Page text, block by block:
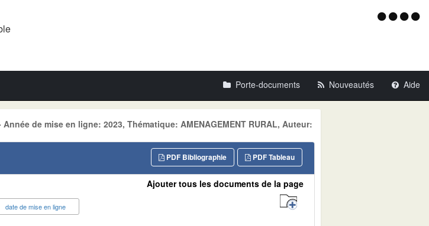
Menu
Porte-documents Nouveautés Aide
de mise en ligne: 2023, Thématique: AMENAGEMENT RURAL, Auteur:
PDF Tableau
PDF Bibliographie
date de mise en ligne
Ajouter tous les documents de la page